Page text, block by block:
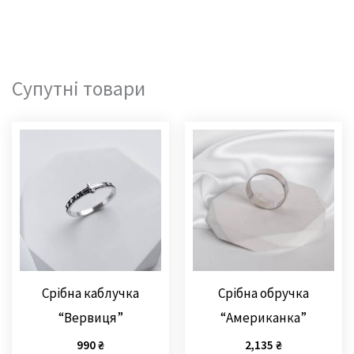
Супутні товари
Срібна каблучка
“Вервиця”
990₴
Срібна обручка
“Американка”
2,135 ₴